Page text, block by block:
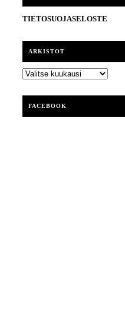
TIETOSUOJASELOSTE
ARKISTOT
ARKISTOT
FACEBOOK